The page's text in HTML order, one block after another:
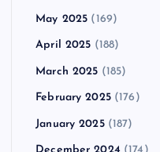
May 2025 (169)
April 2025 (188)
March 2025 (185)
February 2025(176)
January 2025(187)